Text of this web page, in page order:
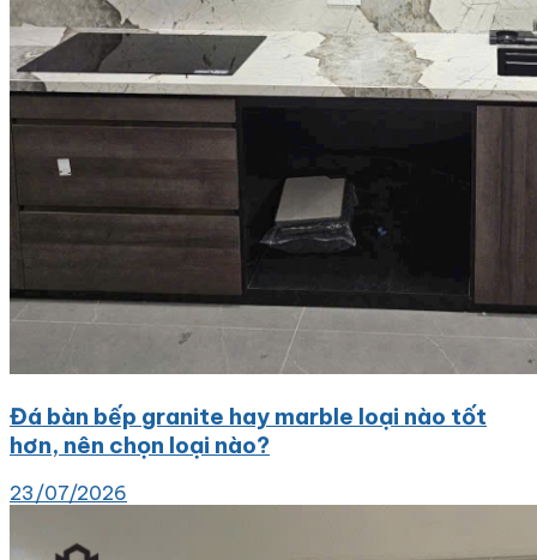
Đá bàn bếp granite hay marble loại nào tốt
hơn, nên chọn loại nào?
23/07/2026